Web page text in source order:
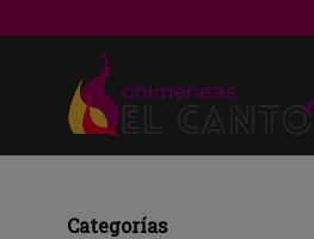
Categorías